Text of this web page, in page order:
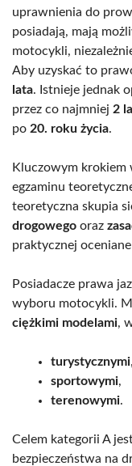
uprawnienia do
posiadają, mają
motocykli,
Aby uzyskać to
lata. Istnieje jednak
przez co najmniej 2
po 20. roku życia.
Kluczowym krokiem
egzaminu
teoretyczna skupia
drogowego oraz
praktycznej oceniane
Posiadacze prawa
wyboru motocykli.
ciężkimi modelami,
turystycznymi,
sportowymi,
terenowymi.
Celem kategorii A
bezpieczeństwa na